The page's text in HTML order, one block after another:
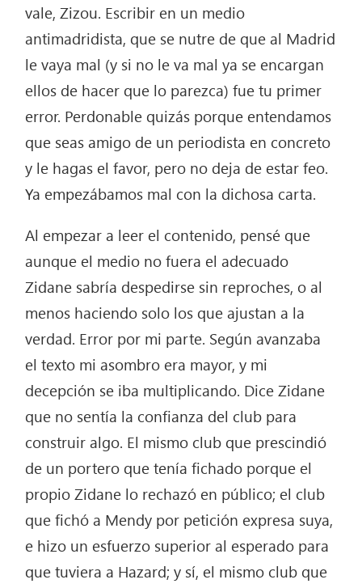
vale, Zizou. Escribir en un medio
antimadridista, que se nutre de que al Madrid
le vaya mal (y si no le va mal ya se encargan
ellos de hacer que lo parezca) fue tu primer
error. Perdonable quizás porque entendamos
que seas amigo de un periodista en concreto
y le hagas el favor, pero no deja de estar feo.
Ya empezábamos mal con la dichosa carta.
Al empezar a leer el contenido, pensé que
aunque el medio no fuera el adecuado
Zidane sabría despedirse sin reproches, o al
menos haciendo solo los que ajustan a la
verdad. Error por mi parte. Según avanzaba
el texto mi asombro era mayor, y mi
decepción se iba multiplicando. Dice Zidane
que no sentía la confianza del club para
construir algo. El mismo club que prescindió
de un portero que tenía fichado porque el
propio Zidane lo rechazó en público; el club
que fichó a Mendy por petición expresa suya,
e hizo un esfuerzo superior al esperado para
que tuviera a Hazard; y sí, el mismo club que